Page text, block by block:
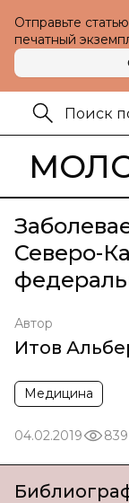
Отправьте
печатный
Северо-
Автор
Итов
Медицина
04.02.2019 839